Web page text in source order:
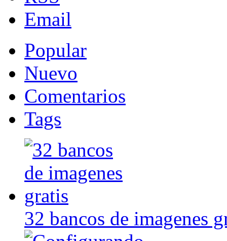
Email
Popular
Nuevo
Comentarios
Tags
32 bancos de imagenes